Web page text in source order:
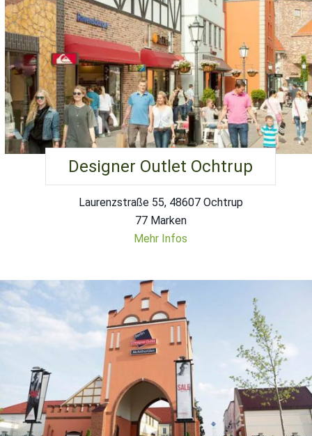
Designer Outlet Ochtrup
Laurenzstraße 55, 48607 Ochtrup
77 Marken
Mehr Infos